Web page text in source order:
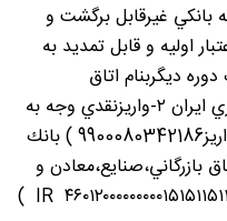
١-ضمانتنامه بانكي غيرقابل برگشت و
و داراي٣ماه اعتبار اوليه و قابل تمديد به
ديگربنام اتاق
بازرگاني،صنايع،معادن و كشاورزي ايران ٢-واريزنقدي وجه به
حساب (١٥١٥١١٥١١٥ – شناسه واريز9900080342186 ) بانك
بازرگاني،صنايع،معادن و